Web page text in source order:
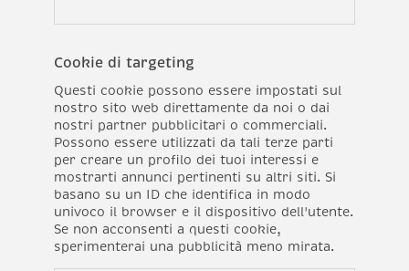
Cookie di targeting
Questi cookie possono essere impostati sul
nostro sito web direttamente da noi o dai
nostri partner pubblicitari o commerciali.
Possono essere utilizzati da tali terze parti
per creare un profilo dei tuoi interessi e
mostrarti annunci pertinenti su altri siti. Si
basano su un ID che identifica in modo
univoco il browser e il dispositivo dell'utente.
Se non acconsenti a questi cookie,
sperimenterai una pubblicità meno mirata.